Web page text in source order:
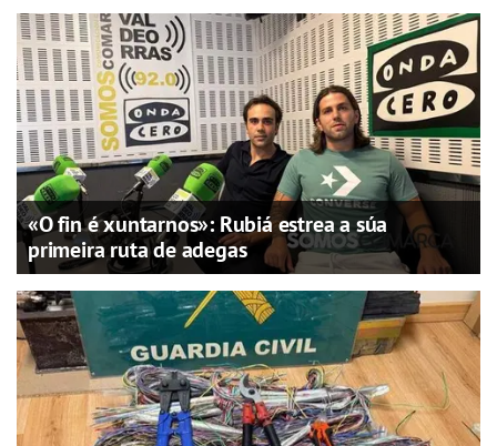
«O fin é xuntarnos»: Rubiá estrea a súa
primeira ruta de adegas